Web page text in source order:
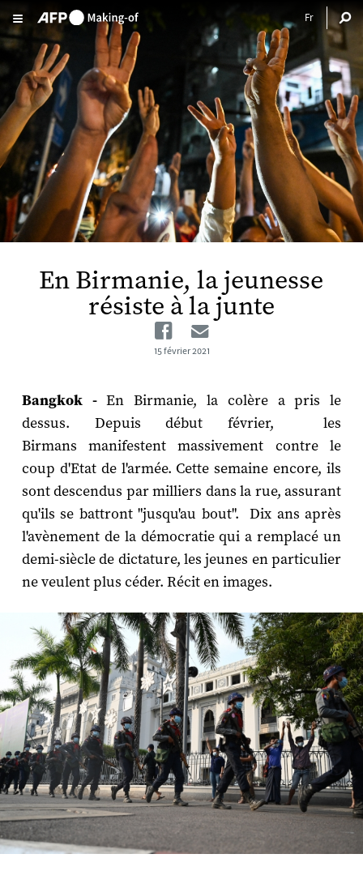
Aller au contenu principal
En Birmanie, la jeunesse
résiste à la junte
Facebook
Email
15 février 2021
Bangkok -En Birmanie, la colère a pris le
dessus. Depuis début février, les
Birmans manifestent massivement contre le
coup d'Etat de l'armée. Cette semaine encore, ils
sont descendus par milliers dans la rue, assurant
qu'ils se battront "jusqu'au bout". Dix ans après
l'avènement de la démocratie qui a remplacé un
demi-siècle de dictature, les jeunes en particulier
ne veulent plus céder. Récit en images.